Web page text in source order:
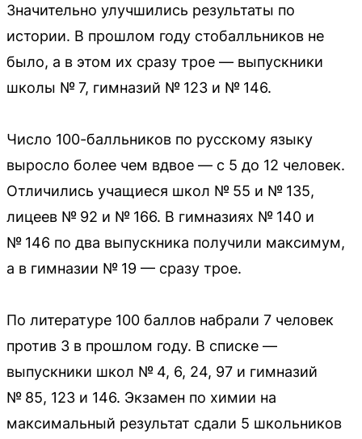
Значительно улучшились результаты по
истории. В прошлом году стобалльников не
было, а в этом их сразу трое — выпускники
школы № 7, гимназий № 123 и № 146.
Число 100-балльников по русскому языку
выросло более чем вдвое — с 5 до 12 человек.
Отличились учащиеся школ № 55 и № 135,
лицеев № 92 и № 166. В гимназиях № 140 и
№ 146 по два выпускника получили максимум,
а в гимназии № 19 — сразу трое.
По литературе 100 баллов набрали 7 человек
против 3 в прошлом году. В списке —
выпускники школ № 4, 6, 24, 97 и гимназий
№ 85, 123 и 146. Экзамен по химии на
максимальный результат сдали 5 школьников